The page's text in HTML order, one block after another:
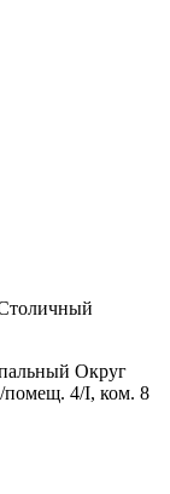
Округ
помещ. 4/I, ком. 8